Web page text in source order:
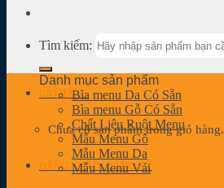
Tìm kiếm:
GIỎ HÀNG
Chưa có sản phẩm trong giỏ hàng.
ĐĂNG NHẬP / ĐĂNG KÝ
Danh mục sản phẩm
Bìa menu Da Có Sẵn
Bìa menu Gỗ Có Sẵn
Chất Liệu Ruột Menu
Mẫu Menu Gỗ
Mẫu Menu Da
Mẫu Menu Vải